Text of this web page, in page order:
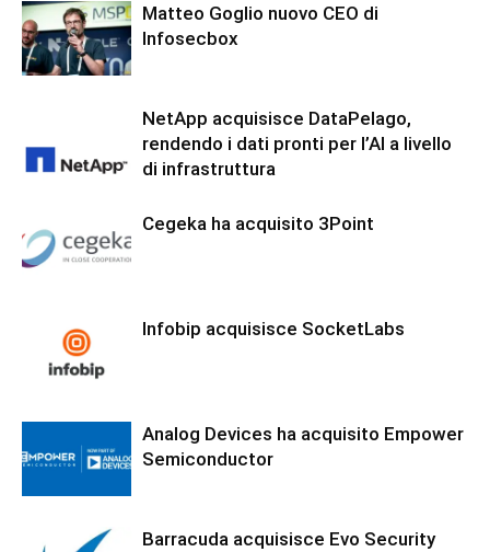
Matteo Goglio nuovo CEO di
Infosecbox
NetApp acquisisce DataPelago,
rendendo i dati pronti per l’AI a livello
di infrastruttura
Cegeka ha acquisito 3Point
Infobip acquisisce SocketLabs
Analog Devices ha acquisito Empower
Semiconductor
Barracuda acquisisce Evo Security